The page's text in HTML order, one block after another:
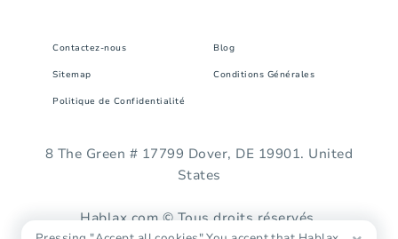
Contactez-nous Blog
Sitemap Conditions Générales
Politique de Confidentialité
8 The Green # 17799 Dover, DE 19901. United
States
Hablax.com © Tous droits réservés.